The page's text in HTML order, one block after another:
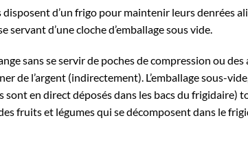
disposent d’un frigo pour maintenir leurs denrées
servant d’une cloched’emballage sous vide
sans se servir de poches de compression ou
de l’argent (indirectement). L’emballage sous-
sont en direct déposés dans les bacs du
fruits et légumes qui se décomposent dans le